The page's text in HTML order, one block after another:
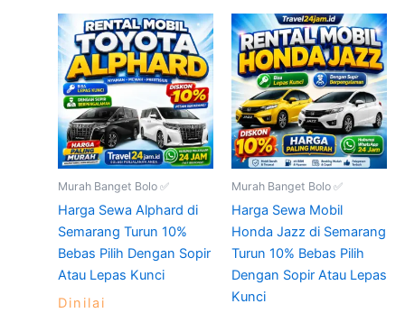
Murah Banget Bolo ✅
Harga Sewa Alphard di
Semarang Turun 10%
Bebas Pilih Dengan Sopir
Atau Lepas Kunci
Dinilai
Murah Banget Bolo ✅
Harga Sewa Mobil
Honda Jazz di Semarang
Turun 10% Bebas Pilih
Dengan Sopir Atau Lepas
Kunci